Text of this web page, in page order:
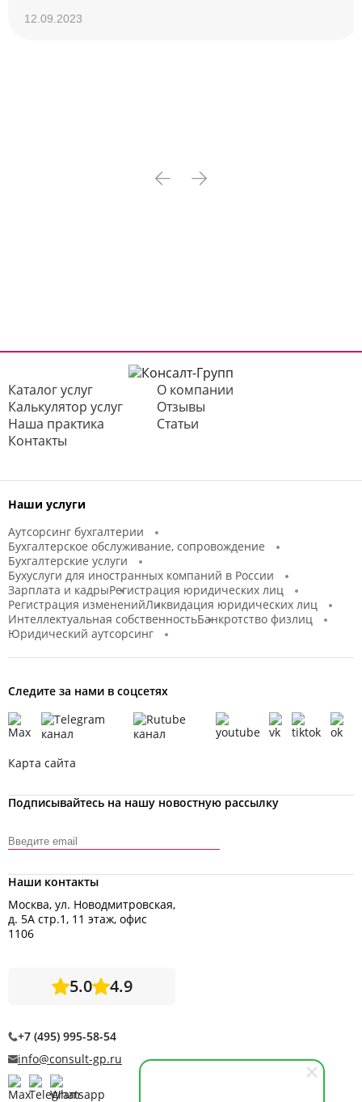
12.09.2023
Каталог услуг
О компании
Калькулятор услуг
Отзывы
Наша практика
Статьи
Контакты
Наши услуги
Аутсорсинг бухгалтерии
Бухгалтерское обслуживание, сопровождение
Бухгалтерские услуги
Бухуслуги для иностранных компаний в России
Зарплата и кадрыРегистрация юридических лиц
Регистрация измененийЛиквидация юридических лиц
Интеллектуальная собственностьБанкротство физлиц
Юридический аутсорсинг
Следите за нами в соцсетях
Карта сайта
Подписывайтесь на нашу новостную рассылку
Наши контакты
Москва, ул. Новодмитровская,
д. 5А стр.1, 11 этаж, офис
1106
5.0 4.9
+7 (495) 995-58-54
info@consult-gp.ru